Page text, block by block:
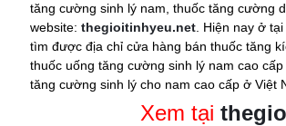
tăng cường sinh lý nam, thuốc tăng cường
website:thegioitinhyeu.net . Hiện nay ở tại
tìm được địa chỉ cửa hàng bánthuốc tăng
thuốc uống tăng cường sinh lý nam cao
tăng cường sinh lý cho nam cao cấp ở Việt
Xem tại